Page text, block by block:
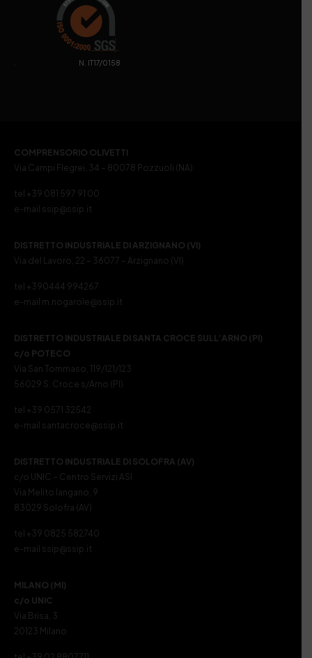
. N. IT17/0158
COMPRENSORIO OLIVETTI
Via Campi Flegrei, 34 – 80078 Pozzuoli (NA)
tel +39 081 597 91 00
e-mail ssip@ssip.it
DISTRETTO INDUSTRIALE DI ARZIGNANO (VI)
Via del Lavoro, 22 – 36077 – Arzignano (VI)
tel +390444 994267
e-mail m.nogarole@ssip.it
DISTRETTO INDUSTRIALE DI SANTA CROCE SULL’ARNO (PI)
c/o POTECO
Via San Tommaso, 119/121/123
56029 S. Croce s/Arno (PI)
tel +39 0571 32542
e-mail santacroce@ssip.it
DISTRETTO INDUSTRIALE DI SOLOFRA (AV)
c/o UNIC – Centro Servizi ASI
Via Melito Iangano, 9
83029 Solofra (AV)
tel +39 0825 582740
e-mail ssip@ssip.it
MILANO (MI)
c/o UNIC
Via Brisa, 3
20123 Milano